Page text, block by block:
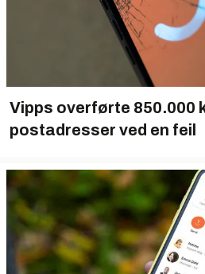
Vipps overførte 850.000
postadresser ved en feil